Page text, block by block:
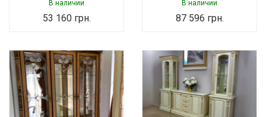
53 160 грн.
В наличии
87 596 грн.
В наличии